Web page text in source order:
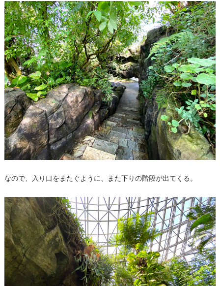
なので、入り口をまたぐように、また下りの階段が出てくる。